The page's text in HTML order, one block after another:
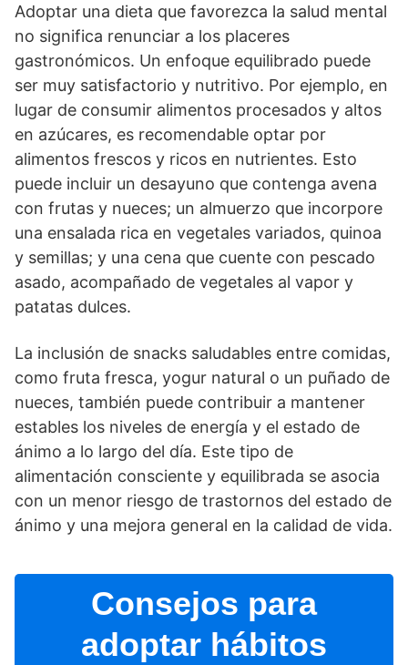
Adoptar una dieta que favorezca la salud mental
no significa renunciar a los placeres
gastronómicos. Un enfoque equilibrado puede
ser muy satisfactorio y nutritivo. Por ejemplo, en
lugar de consumir alimentos procesados y altos
en azúcares, es recomendable optar por
alimentos frescos y ricos en nutrientes. Esto
puede incluir un desayuno que contenga avena
con frutas y nueces; un almuerzo que incorpore
una ensalada rica en vegetales variados, quinoa
y semillas; y una cena que cuente con pescado
asado, acompañado de vegetales al vapor y
patatas dulces.
La inclusión de snacks saludables entre comidas,
como fruta fresca, yogur natural o un puñado de
nueces, también puede contribuir a mantener
estables los niveles de energí­a y el estado de
ánimo a lo largo del dí­a. Este tipo de
alimentación consciente y equilibrada se asocia
con un menor riesgo de trastornos del estado de
ánimo y una mejora general en la calidad de vida.
Consejos para
adoptar hábitos